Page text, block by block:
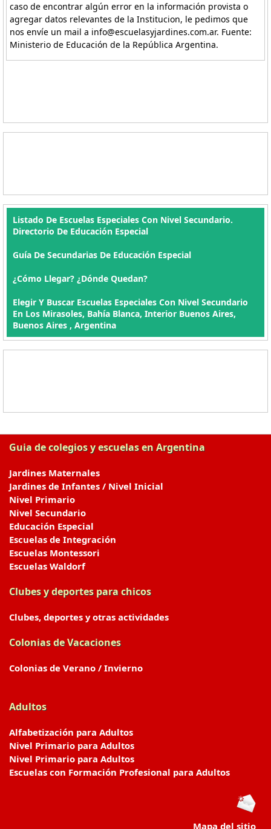
caso de encontrar algún error en la información provista o
agregar datos relevantes de la Institucion, le pedimos que
nos envíe un mail a info@escuelasyjardines.com.ar. Fuente:
Ministerio de Educación de la República Argentina.
Listado De Escuelas Especiales Con Nivel Secundario.
Directorio De Educación Especial
Guía De Secundarias De Educación Especial
¿Cómo Llegar? ¿Dónde Quedan?
Elegir Y Buscar Escuelas Especiales Con Nivel Secundario
En Los Mirasoles, Bahía Blanca, Interior Buenos Aires,
Buenos Aires , Argentina
Guia de colegios y escuelas en Argentina
Jardines Maternales
Jardines de Infantes / Nivel Inicial
Nivel Primario
Nivel Secundario
Educación Especial
Escuelas de Integración
Escuelas Montessori
Escuelas Waldorf
Clubes y deportes para chicos
Clubes, deportes y otras actividades
Colonias de Vacaciones
Colonias de Verano / Invierno
Adultos
Alfabetización para Adultos
Nivel Primario para Adultos
Nivel Primario para Adultos
Escuelas con Formación Profesional para Adultos
Mapa del sitio